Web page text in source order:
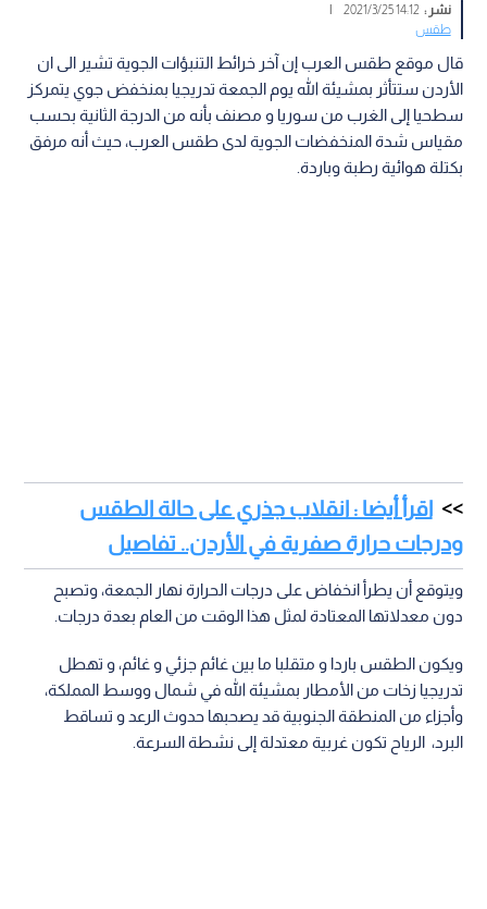
نشر :14:12 2021/3/25
|
طقس
قال موقع طقس العرب إن آخر خرائط التنبؤات الجوية تشير الى ان
الأردن ستتأثر بمشيئة الله يوم الجمعة تدريجيا بمنخفض جوي يتمركز
سطحيا إلى الغرب من سوريا و مصنف بأنه من الدرجة الثانية بحسب
مقياس شدة المنخفضات الجوية لدى طقس العرب، حيث أنه مرفق
بكتلة هوائية رطبة وباردة.
اقرأ أيضا : انقلاب جذري على حالة الطقس
ودرجات حرارة صفرية في الأردن.. تفاصيل
ويتوقع أن يطرأ انخفاض على درجات الحرارة نهار الجمعة، وتصبح
دون معدلاتها المعتادة لمثل هذا الوقت من العام بعدة درجات.
ويكون الطقس باردا و متقلبا ما بين غائم جزئي و غائم، و تهطل
تدريجيا زخات من الأمطار بمشيئة الله في شمال ووسط المملكة،
وأجزاء من المنطقة الجنوبية قد يصحبها حدوث الرعد و تساقط
البرد، الرياح تكون غربية معتدلة إلى نشطة السرعة.